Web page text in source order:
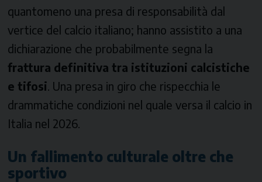
quantomeno una presa di responsabilità dal
vertice del calcio italiano; hanno assistito a una
dichiarazione che probabilmente segna la
frattura definitiva tra istituzioni calcistiche
e tifosi. Una presa in giro che rispecchia le
drammatiche condizioni nel quale versa il calcio in
Italia nel 2026.
Un fallimento culturale oltre che
sportivo